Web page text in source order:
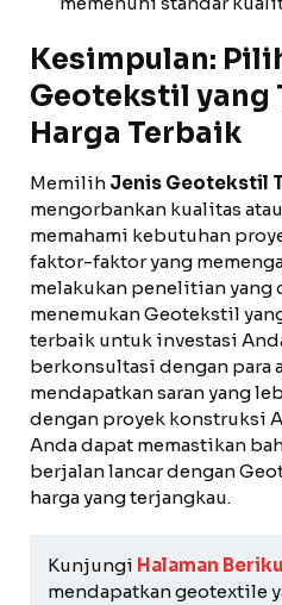
Kesimpulan:
Geotekstil yang
Harga Terbaik
Memilih Jenis Geotekstil
mengorbankan kualitas
memahami kebutuhan
faktor-faktor yang
melakukan penelitian yang
menemukan Geotekstil
terbaik untuk investasi
berkonsultasi dengan para
mendapatkan saran yang
dengan proyek konstruksi
Anda dapat memastikan
berjalan lancar dengan
harga yang terjangkau.
Kunjungi Halaman
mendapatkan geotextile